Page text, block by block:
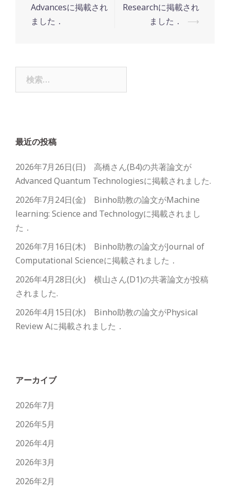
Advancesに掲載され
ました．
Researchに掲載され
ました．
⟶
最近の投稿
2026年7月26日(日) 高橋さん(B4)の共著論文が
Advanced Quantum Technologiesに掲載されました.
2026年7月24日(金) Binho助教の論文がMachine
learning: Science and Technologyに掲載されまし
た．
2026年7月16日(木) Binho助教の論文がJournal of
Computational Scienceに掲載されました．
2026年4月28日(火) 横山さん(D1)の共著論文が投稿
されました.
2026年4月15日(水) Binho助教の論文がPhysical
Review Aに掲載されました．
アーカイブ
2026年7月
2026年5月
2026年4月
2026年3月
2026年2月